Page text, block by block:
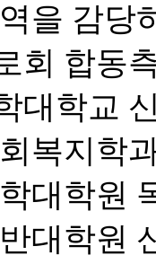
을 감당
회 합동
대학교
복지학
대학원
대학원